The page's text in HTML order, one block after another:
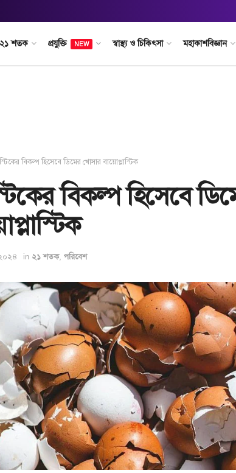
২১ শতক প্রযুক্তি NEW স্বাস্থ্য ও চিকিৎসা মহাকাশবিজ্ঞান
বিকল্প হিসেবে ডিমের খোসার বায়োপ্লাস্টিক
বিকল্প হিসেবে
in ২১ শতক, পরিবেশ